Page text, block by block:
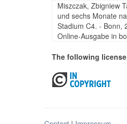
Miszczak, Zbigniew
und sechs Monate
Stadium C4. - Bonn,
Online-Ausgabe in
The following